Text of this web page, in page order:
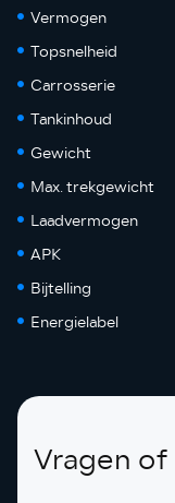
Vermogen
Topsnelheid
Carrosserie
Tankinhoud
Gewicht
Max. trekgewicht
Laadvermogen
APK
Bijtelling
Energielabel
Vragen of